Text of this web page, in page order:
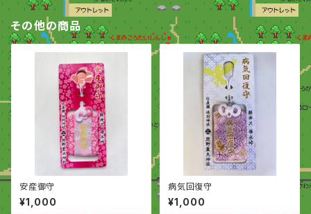
その他の商品
安産御守
¥1,000
病気回復守
¥1,000